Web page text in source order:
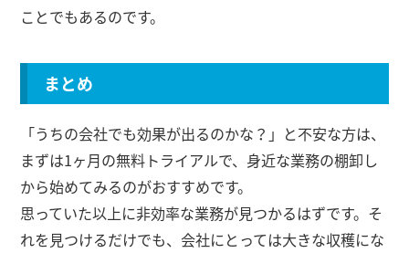
ことでもあるのです。
まとめ
「うちの会社でも効果が出るのかな？」と不安な方は、
まずは1ヶ月の無料トライアルで、身近な業務の棚卸し
から始めてみるのがおすすめです。
思っていた以上に非効率な業務が見つかるはずです。そ
れを見つけるだけでも、会社にとっては大きな収穫にな